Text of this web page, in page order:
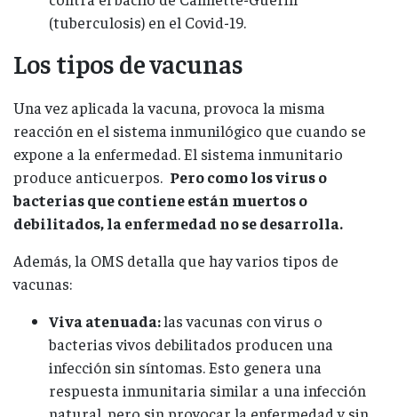
(tuberculosis) en el Covid-19.
Los tipos de vacunas
Una vez aplicada la vacuna, provoca la misma
reacción en el sistema inmunilógico que cuando se
expone a la enfermedad. El sistema inmunitario
produce anticuerpos. Pero como los virus o
bacterias que contiene están muertos o
debilitados, la enfermedad no se desarrolla.
Además, la OMS detalla que hay varios tipos de
vacunas:
Viva atenuada:las vacunas con virus o
bacterias vivos debilitados producen una
infección sin síntomas. Esto genera una
respuesta inmunitaria similar a una infección